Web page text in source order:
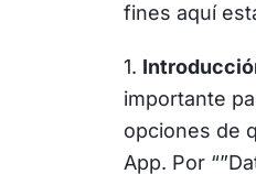
fines aquí
1.
importante
opciones de
App. Por